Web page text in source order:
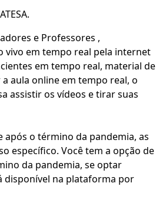
e Professores ,
vivo em tempo real pela internet
em tempo real, material de
aula online em tempo real, o
assistir os vídeos e tirar suas
após o término da pandemia, as
específico. Você tem a opção de
da pandemia, se optar
disponível na plataforma por